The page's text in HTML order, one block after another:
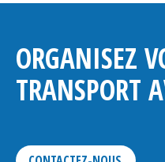
ORGANISEZ
TRANSPORT